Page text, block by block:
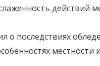
действий
последствиях
местности